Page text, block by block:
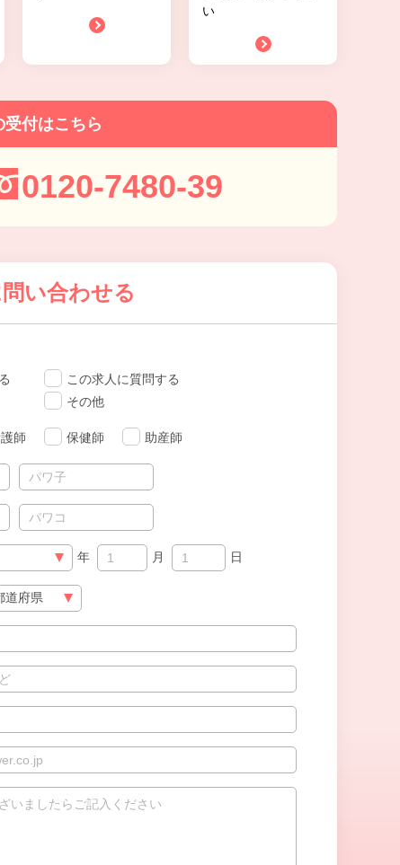
い
受付はこちら
0120-7480-39
い合わせる
この求人に質問する
その他
師 保健師 助産師
年 月 日